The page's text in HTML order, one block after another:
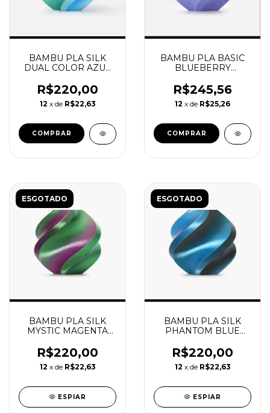
BAMBU PLA SILK
DUAL COLOR AZUL
CARRETEL
REUTILIZAVEL
BAMBU
R$220,00
12 x de R$22,63
BAMBU PLA BASIC
BLUEBERRY
CARRETEL
REUTILIZAVEL
BAMBU
R$245,56
12 x de R$25,26
ESGOTADO
BAMBU PLA SILK
MYSTIC MAGENTA
REUTILIZAVEL
BAMBU
R$220,00
12 x de R$22,63
ESPIAR
ESGOTADO
BAMBU PLA SILK
PHANTOM BLUE
REUTILIZAVEL
BAMBU
R$220,00
12 x de R$22,63
ESPIAR